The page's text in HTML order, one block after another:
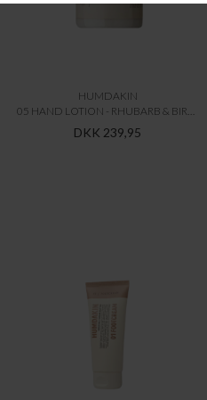
HUMDAKIN
05 HAND LOTION - RHUBARB & BIRCH
DKK 239,95